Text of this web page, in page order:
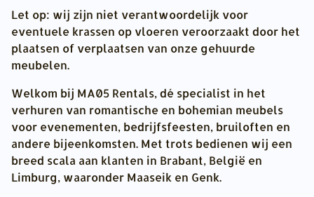
Let op: wij zijn niet verantwoordelijk voor
eventuele krassen op vloeren veroorzaakt door het
plaatsen of verplaatsen van onze gehuurde
meubelen.
Welkom bij MA05 Rentals, dé specialist in het
verhuren van romantische en bohemian meubels
voor evenementen, bedrijfsfeesten, bruiloften en
andere bijeenkomsten. Met trots bedienen wij een
breed scala aan klanten in Brabant, België en
Limburg, waaronder Maaseik en Genk.